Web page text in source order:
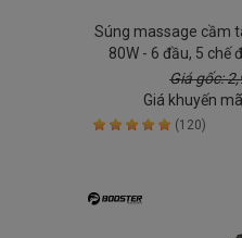
Súng massage cầm
80W - 6 đầu, 5 chế
người hay
Giá gốc:
Giá khuyến
(120)